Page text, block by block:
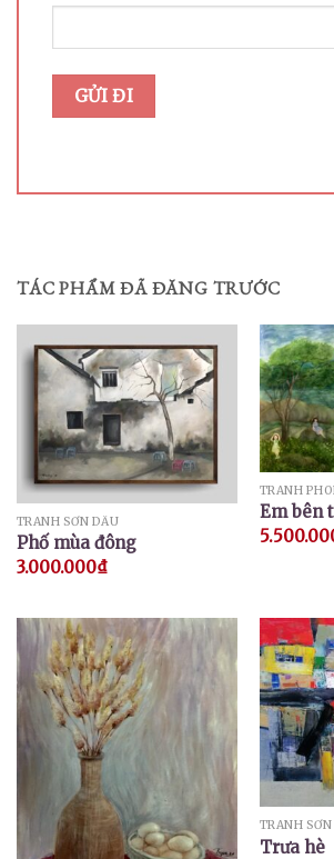
TÁC PHẨM ĐÃ ĐĂNG TRƯỚC
TRANH SƠN DẦU
Phố mùa đông
3.000.000₫
TRANH
Em bên
TRANH
Trưa hè